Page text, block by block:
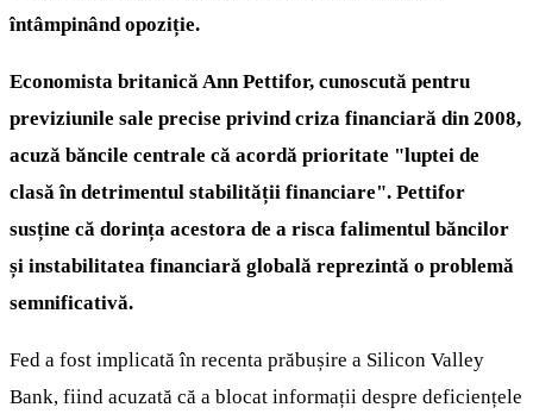
întâmpinând opoziție.
Economista britanică Ann Pettifor, cunoscută pentru
previziunile sale precise privind criza financiară din 2008,
acuză băncile centrale că acordă prioritate "luptei de
clasă în detrimentul stabilității financiare". Pettifor
susține că dorința acestora de a risca falimentul băncilor
și instabilitatea financiară globală reprezintă o problemă
semnificativă.
Fed a fost implicată în recenta prăbușire a Silicon Valley
Bank, fiind acuzată că a blocat informații despre deficiențele